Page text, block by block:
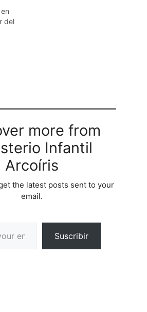
del
more from
Infantil
Arcoíris
the latest posts sent to your
email.
Suscribir